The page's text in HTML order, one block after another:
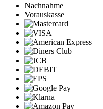
Nachnahme
Vorauskasse